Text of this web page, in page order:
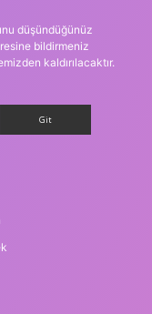
düşündüğünüz
bildirmeniz
kaldırılacaktır.